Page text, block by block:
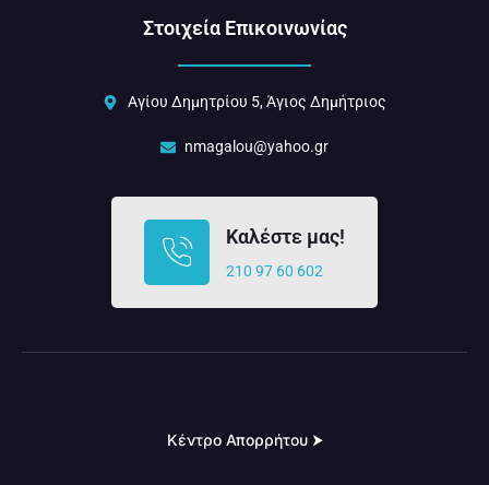
Στοιχεία Επικοινωνίας
Αγίου Δημητρίου 5, Άγιος Δημήτριος
nmagalou@yahoo.gr
Καλέστε μας!
210 97 60 602
Κέντρο Απορρήτου ⮞